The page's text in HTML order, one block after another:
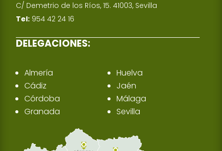
C/ Demetrio de los Ríos, 15. 41003, Sevilla
Tel: 954 42 24 16
DELEGACIONES:
Almería
Cádiz
Córdoba
Granada
Huelva
Jaén
Málaga
Sevilla